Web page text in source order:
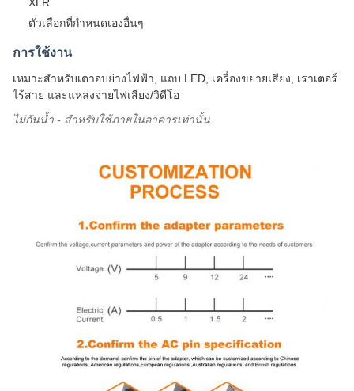
ตัวเลือกที่กำหนดเองอื่นๆ
การใช้งาน
เหมาะสำหรับเตาอบย่างไฟฟ้า, แถบ LED, เครื่องขยายเสียง, เราเตอร์
ไร้สาย และแหล่งจ่ายไฟเสียง/วิดีโอ
ไม่กันน้ำ - สำหรับใช้ภายในอาคารเท่านั้น